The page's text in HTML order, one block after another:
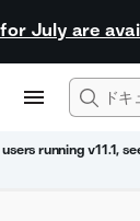
July are
running v11.1,